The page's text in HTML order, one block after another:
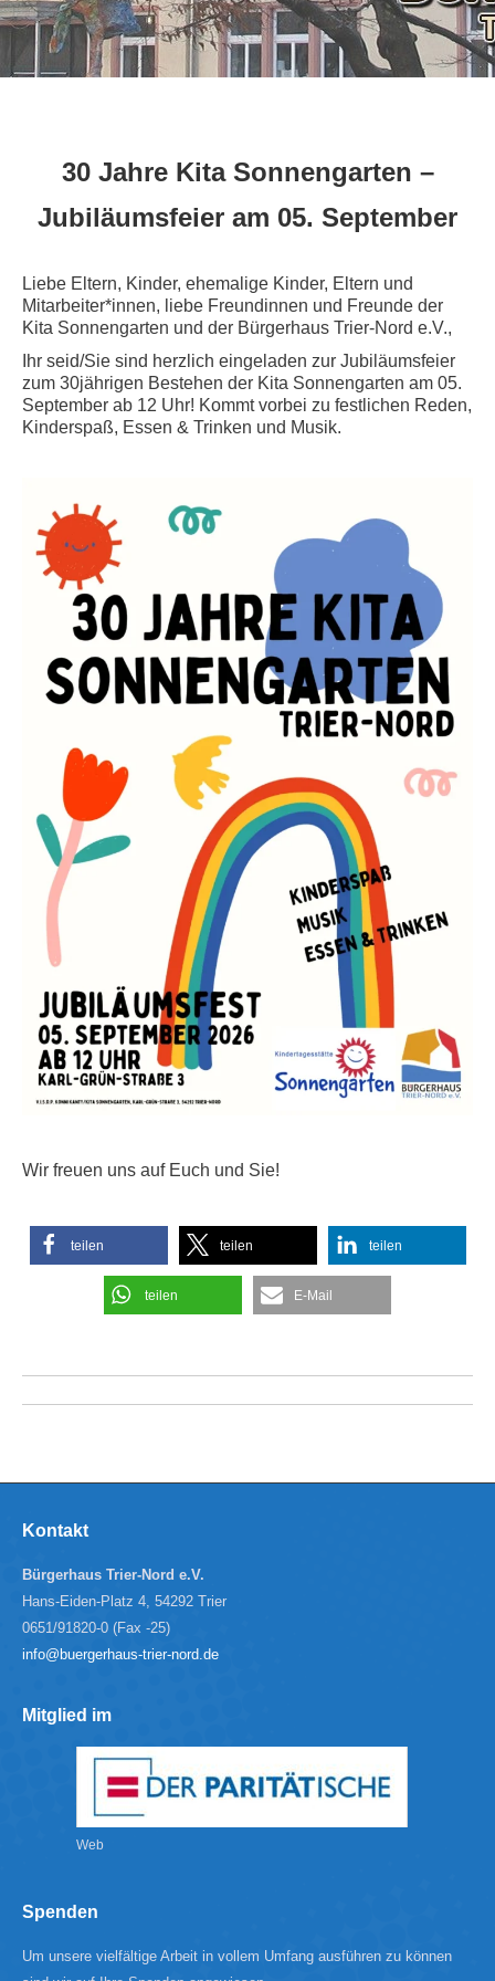
30 Jahre Kita Sonnengarten –
Jubiläumsfeier am 05. September
Liebe Eltern, Kinder, ehemalige Kinder, Eltern und
Mitarbeiter*innen, liebe Freundinnen und Freunde der
Kita Sonnengarten und der Bürgerhaus Trier-Nord e.V.,
Ihr seid/Sie sind herzlich eingeladen zur Jubiläumsfeier
zum 30jährigen Bestehen der Kita Sonnengarten am 05.
September ab 12 Uhr! Kommt vorbei zu festlichen Reden,
Kinderspaß, Essen & Trinken und Musik.
Wir freuen uns auf Euch und Sie!
teilen teilen teilen
teilen E-Mail
Kontakt
Bürgerhaus Trier-Nord e.V.
Hans-Eiden-Platz 4, 54292 Trier
0651/91820-0 (Fax -25)
info@buergerhaus-trier-nord.de
Mitglied im
Web
Spenden
Um unsere vielfältige Arbeit in vollem Umfang ausführen zu können